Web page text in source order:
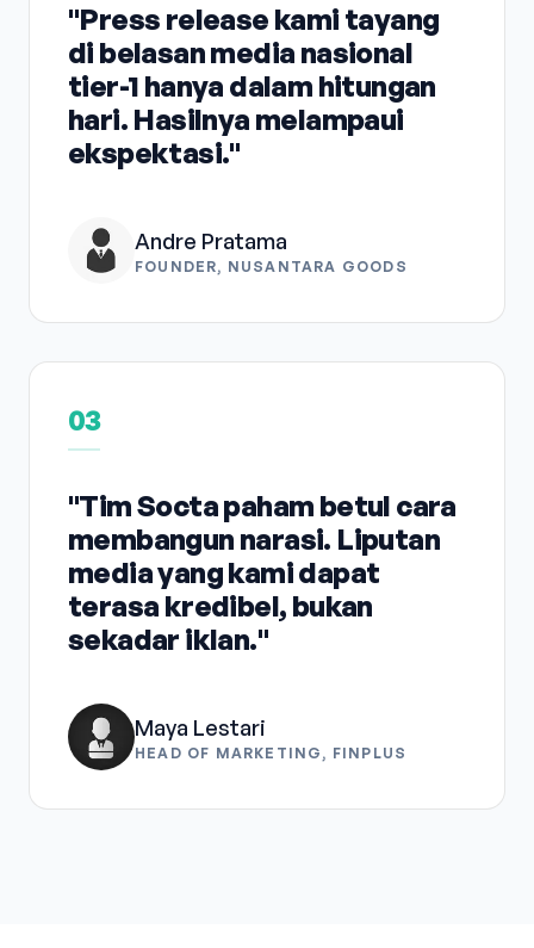
"Press release kami tayang
di belasan media nasional
tier-1 hanya dalam hitungan
hari. Hasilnya melampaui
ekspektasi."
Andre Pratama
FOUNDER, NUSANTARA GOODS
03
"Tim Socta paham betul cara
membangun narasi. Liputan
media yang kami dapat
terasa kredibel, bukan
sekadar iklan."
Maya Lestari
HEAD OF MARKETING, FINPLUS